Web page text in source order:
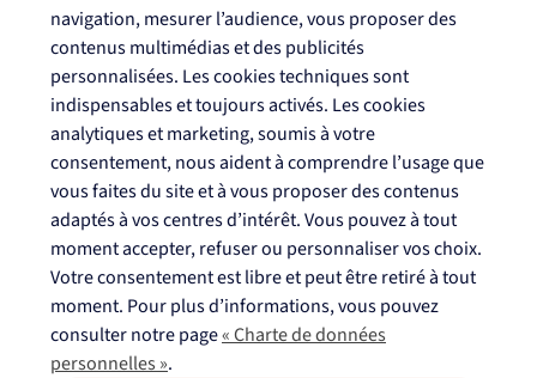
Salade crispy rice à l’Air Fryer
navigation, mesurer l’audience, vous proposer des
contenus multimédias et des publicités
personnalisées. Les cookies techniques sont
indispensables et toujours activés. Les cookies
analytiques et marketing, soumis à votre
consentement, nous aident à comprendre l’usage que
vous faites du site et à vous proposer des contenus
adaptés à vos centres d’intérêt. Vous pouvez à tout
moment accepter, refuser ou personnaliser vos choix.
Votre consentement est libre et peut être retiré à tout
moment. Pour plus d’informations, vous pouvez
consulter notre page« Charte de données
personnelles ».